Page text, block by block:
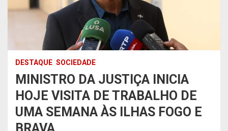
DESTAQUE SOCIEDADE
MINISTRO DA JUSTIÇA INICIA
HOJE VISITA DE TRABALHO DE
UMA SEMANA ÀS ILHAS FOGO E